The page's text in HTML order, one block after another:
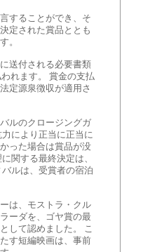
することができ、そ
定された賞品ととも
。
送付される必要書類
れます。 賞金の支払
定源泉徴収が適用さ
ルのクロージングガ
により正当に正当に
った場合は賞品が没
関する最終決定は、
ルは、受賞者の宿泊
は、モストラ・クル
ーダを、ゴヤ賞の最
して認めました。 こ
す短編映画は、事前